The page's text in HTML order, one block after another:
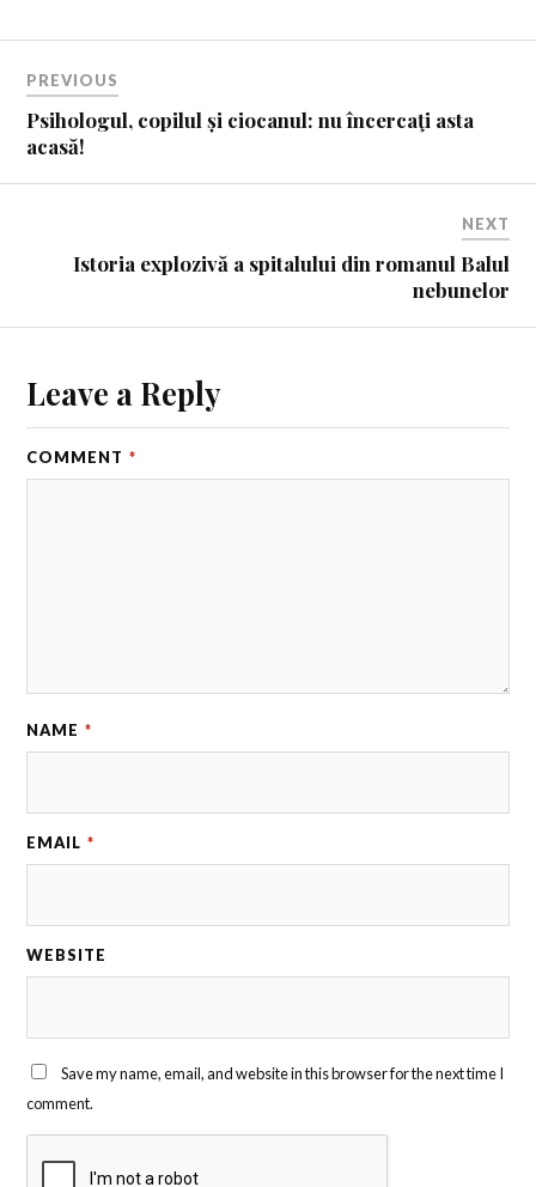
PREVIOUS
Psihologul, copilul și ciocanul: nu încercaţi asta
acasă!
NEXT
Istoria explozivă a spitalului din romanul Balul
nebunelor
Leave a Reply
COMMENT *
NAME *
EMAIL *
WEBSITE
Save my name, email, and website in this browser for the next time I
comment.